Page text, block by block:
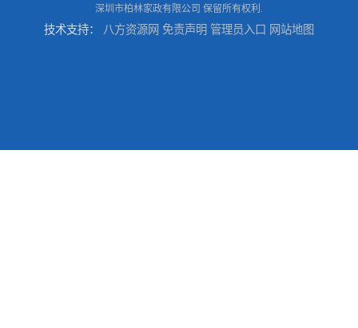
深圳市柏林家政有限公司 保留所有权利.
技术支持： 八方资源网 免责声明 管理员入口 网站地图